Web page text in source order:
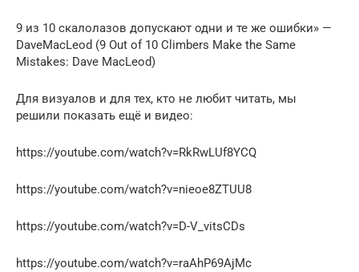
9 из 10 скалолазов допускают одни и те же ошибки» —
DaveMacLeod (9 Out of 10 Climbers Make the Same
Mistakes: Dave MacLeod)
Для визуалов и для тех, кто не любит читать, мы
решили показать ещё и видео:
https://youtube.com/watch?v=RkRwLUf8YCQ
https://youtube.com/watch?v=nieoe8ZTUU8
https://youtube.com/watch?v=D-V_vitsCDs
https://youtube.com/watch?v=raAhP69AjMc